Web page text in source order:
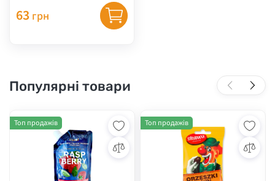
63 грн
Популярні товари
Топ продажів Топ продажів